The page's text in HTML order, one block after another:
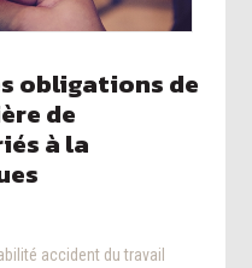
obligations de
de
à la
accident du travail